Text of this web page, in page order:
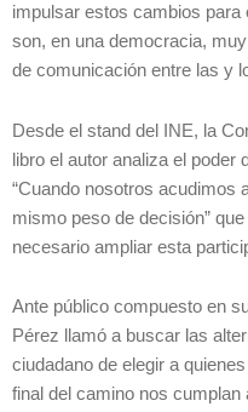
impulsar estos cambios
son, en una democracia,
de comunicación entre las y
Desde el stand del INE, la
libro el autor analiza el poder
“Cuando nosotros acudimos
mismo peso de decisión”
necesario ampliar esta
Ante público compuesto en
Pérez llamó a buscar las
ciudadano de elegir a
final del camino nos